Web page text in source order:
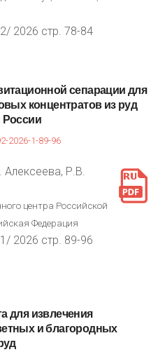
2026 стр. 78-84
сепарациидля
концентратовизруд
России
2026-1-89-96
Р.В.
центра Российской
Федерация
2026 стр. 89-96
для извлечения
иблагородных